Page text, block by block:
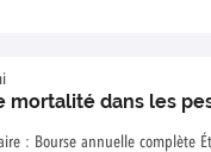
mortalité dans les
: Bourse annuelle complète